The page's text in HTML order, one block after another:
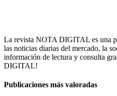
La revista NOTA DIGITAL es una
las noticias diarias del mercado, la
información de lectura y consulta
DIGITAL!
Publicaciones más valoradas